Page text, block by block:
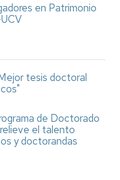
en Patrimonio
tesis doctoral
de Doctorado
el talento
y doctorandas